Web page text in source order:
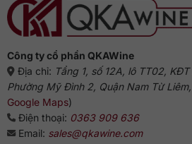
Công ty cổ phần QKAWine
Địa chỉ: Tầng 1, số 12A, lô TT02,
Phường Mỹ Đình 2, Quận Nam Từ
Google Maps)
Điện thoại: 0363 909 636
Email: sales@qkawine.com